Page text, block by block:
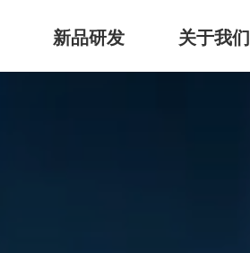
新品研发 关于我们